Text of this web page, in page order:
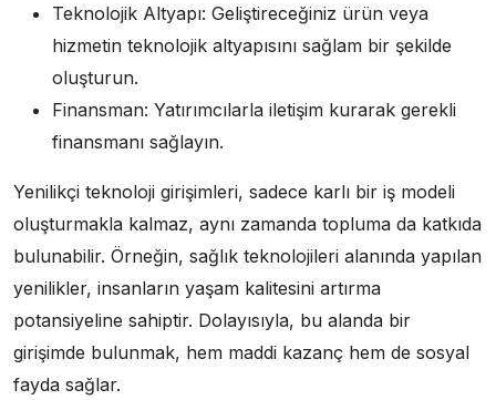
Teknolojik Altyapı: Geliştireceğiniz ürün veya
hizmetin teknolojik altyapısını sağlam bir şekilde
oluşturun.
Finansman: Yatırımcılarla iletişim kurarak gerekli
finansmanı sağlayın.
Yenilikçi teknoloji girişimleri, sadece karlı bir iş modeli
oluşturmakla kalmaz, aynı zamanda topluma da katkıda
bulunabilir. Örneğin, sağlık teknolojileri alanında yapılan
yenilikler, insanların yaşam kalitesini artırma
potansiyeline sahiptir. Dolayısıyla, bu alanda bir
girişimde bulunmak, hem maddi kazanç hem de sosyal
fayda sağlar.